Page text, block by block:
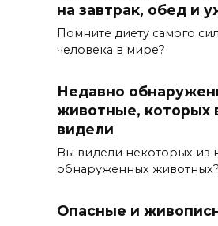
на завтрак, обед и
Помните диету самого
человека в мире?
Недавно
животные, которых
видели
Вы видели некоторых из
обнаруженных животных?
Опасные и